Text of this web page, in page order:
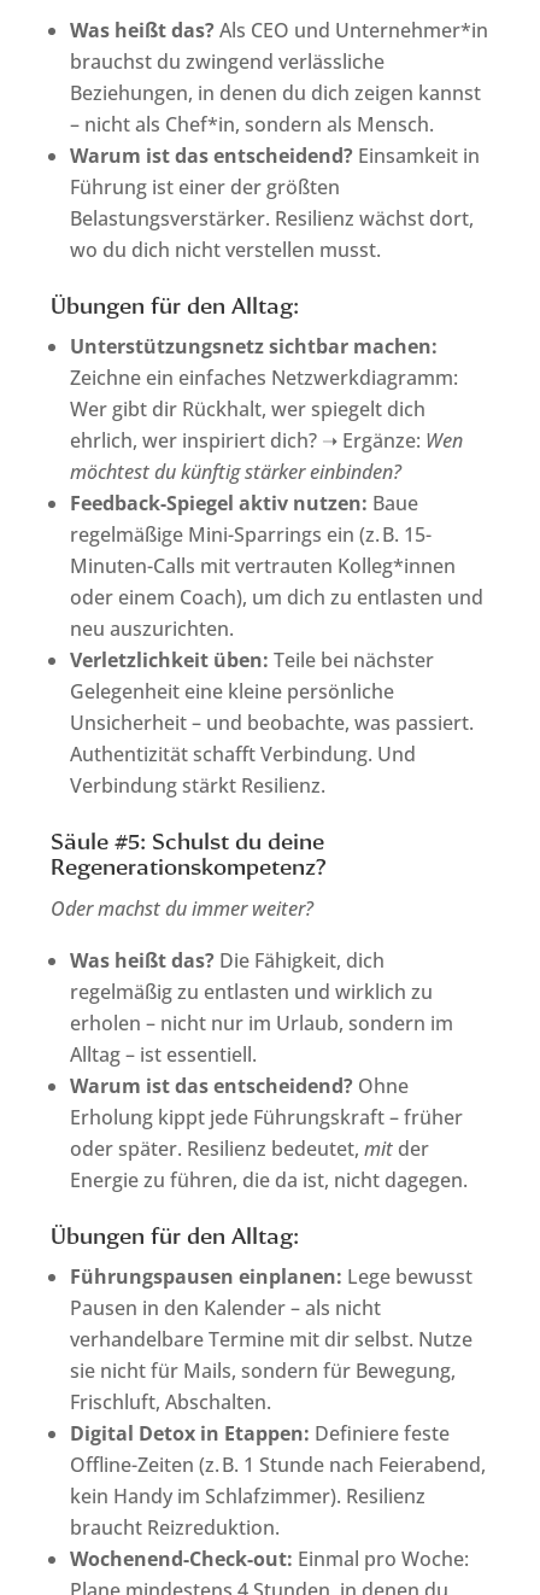
Was heißt das?Als CEO und Unternehmer*in
brauchst du zwingend verlässliche
Beziehungen, in denen du dich zeigen kannst
– nicht als Chef*in, sondern als Mensch.
Warum ist das entscheidend? Einsamkeit in
Führung ist einer der größten
Belastungsverstärker. Resilienz wächst dort,
wo du dich nicht verstellen musst.
Übungen für den Alltag:
Unterstützungsnetz sichtbar machen:
Zeichne ein einfaches Netzwerkdiagramm:
Wer gibt dir Rückhalt, wer spiegelt dich
ehrlich, wer inspiriert dich? ➝ Ergänze: Wen
möchtest du künftig stärker einbinden?
Feedback-Spiegel aktiv nutzen: Baue
regelmäßige Mini-Sparrings ein (z. B. 15-
Minuten-Calls mit vertrauten Kolleg*innen
oder einem Coach), um dich zu entlasten und
neu auszurichten.
Verletzlichkeit üben:Teile bei nächster
Gelegenheit eine kleine persönliche
Unsicherheit – und beobachte, was passiert.
Authentizität schafft Verbindung. Und
Verbindung stärkt Resilienz.
Säule #5: Schulst du deine
Regenerationskompetenz?
Oder machst du immer weiter?
Was heißt das? Die Fähigkeit, dich
regelmäßig zu entlasten und wirklich zu
erholen – nicht nur im Urlaub, sondern im
Alltag – ist essentiell.
Warum ist das entscheidend? Ohne
Erholung kippt jede Führungskraft – früher
oder später. Resilienz bedeutet,mit der
Energie zu führen, die da ist, nicht dagegen.
Übungen für den Alltag:
Führungspausen einplanen: Lege bewusst
Pausen in den Kalender – als nicht
verhandelbare Termine mit dir selbst. Nutze
sie nicht für Mails, sondern für Bewegung,
Frischluft, Abschalten.
Digital Detox in Etappen: Definiere feste
Offline-Zeiten (z. B. 1 Stunde nach Feierabend,
kein Handy im Schlafzimmer). Resilienz
braucht Reizreduktion.
Wochenend-Check-out: Einmal pro Woche: